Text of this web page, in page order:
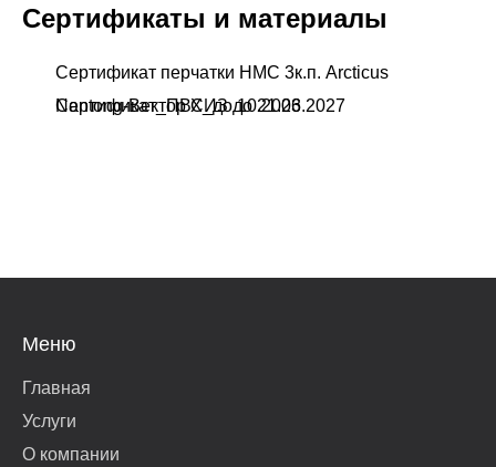
Сертификаты и материалы
Сертификат перчатки НМС 3к.п. Arcticus
Nantong-Вектор СИЗ до 21.03.2027
Сертификат_ПВХ_до 10.2026
Меню
Главная
Услуги
О компании